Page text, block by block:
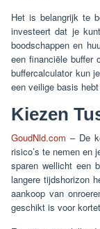
Het is belangrijk te
investeert dat je
boodschappen en
een financiële buffer
buffercalculator kun
een veilige basis
Kiezen
GoudNld.com – De
risico’s te nemen en
sparen wellicht een
langere tijdshorizon
aankoop van
geschikt is voor